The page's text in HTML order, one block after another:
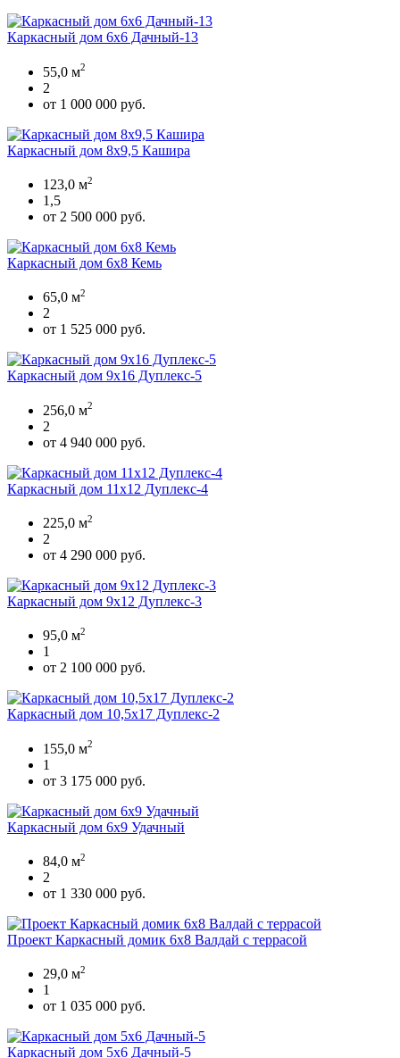
Каркасный дом 6х6 Дачный-13
55,0 м2
2
от 1 000 000 руб.
Каркасный дом 8х9,5 Кашира
123,0 м2
1,5
от 2 500 000 руб.
Каркасный дом 6х8 Кемь
65,0 м2
2
от 1 525 000 руб.
Каркасный дом 9х16 Дуплекс-5
256,0 м2
2
от 4 940 000 руб.
Каркасный дом 11х12 Дуплекс-4
225,0 м2
2
от 4 290 000 руб.
Каркасный дом 9х12 Дуплекс-3
95,0 м2
1
от 2 100 000 руб.
Каркасный дом 10,5х17 Дуплекс-2
155,0 м2
1
от 3 175 000 руб.
Каркасный дом 6х9 Удачный
84,0 м2
2
от 1 330 000 руб.
Проект Каркасный домик 6х8 Валдай с террасой
29,0 м2
1
от 1 035 000 руб.
Каркасный дом 5х6 Дачный-5